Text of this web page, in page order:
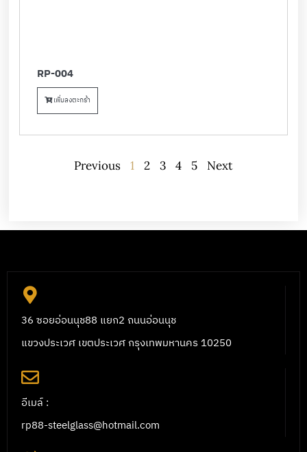
RP-004
เพิ่มลงตะกร้า
Previous 1 2 3 4 5 Next
36 ซอยอ่อนนุช88 แยก2 ถนนอ่อนนุช
แขวงประเวศ เขตประเวศ กรุงเทพมหานคร 10250
อีเมล์ :
rp88-steelglass@hotmail.com